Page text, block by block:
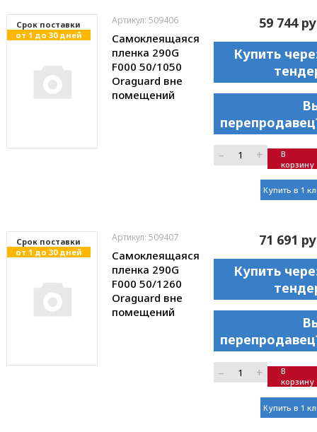
Cрок поставки
от 1 до 30 дней
Артикул: 509406
Самоклеящаяся
пленка 290G
F000 50/1050
Oraguard вне
помещений
59 744
Купить
– +
В
корзину
Купить в 1
Cрок поставки
от 1 до 30 дней
Артикул: 509407
Самоклеящаяся
пленка 290G
F000 50/1260
Oraguard вне
помещений
71 691
Купить
– +
В
корзину
Купить в 1